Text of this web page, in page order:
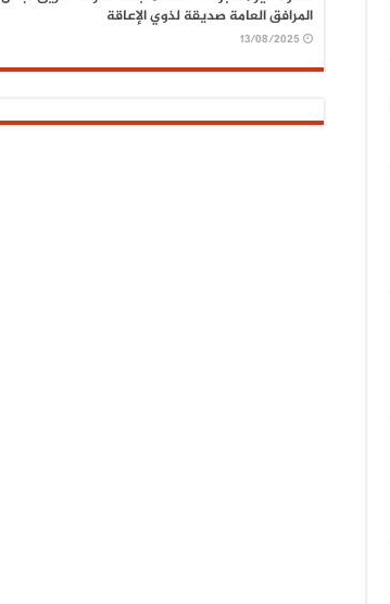
المرافق العامة صديقة لذوي الإعاقة
13/08/2025